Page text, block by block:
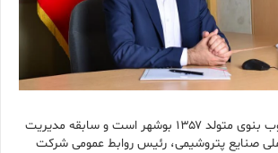
به گزارش پتروچی، ایوب بنوی متولد ۱۳۵۷ بوشهر است و سابقه مدیریت
صنایع پتروشیمی، رئیس روابط عمومی شرکت